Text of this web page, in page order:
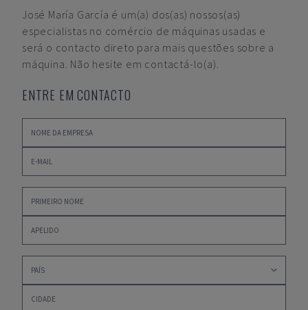
José María García é um(a) dos(as) nossos(as)
especialistas no comércio de máquinas usadas e
será o contacto direto para mais questões sobre a
máquina. Não hesite em contactá-lo(a).
ENTRE EM CONTACTO